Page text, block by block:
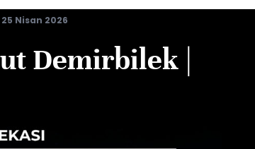
Nisan 2026
Demirbilek |